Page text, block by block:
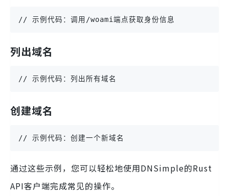
// 示例代码：调用/woami端点获取身份信息
列出域名
// 示例代码：列出所有域名
创建域名
// 示例代码：创建一个新域名
通过这些示例，您可以轻松地使用DNSimple的Rust
API客户端完成常见的操作。